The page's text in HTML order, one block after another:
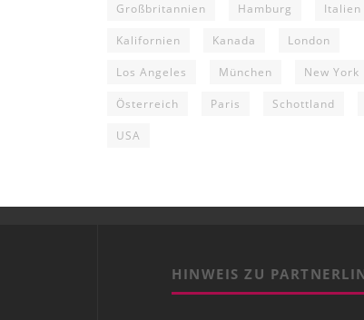
Großbritannien Hamburg Italien
Kalifornien Kanada London
Los Angeles München New York
Österreich Paris Schottland
USA
HINWEIS ZU